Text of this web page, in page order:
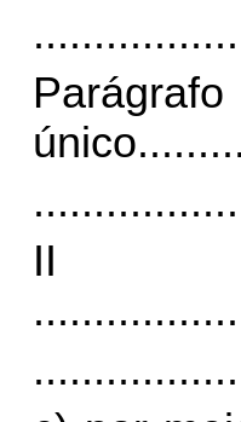
Parágrafo
único.